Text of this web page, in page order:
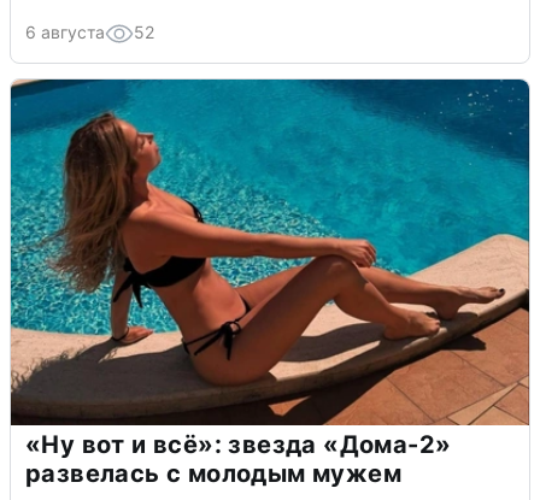
6 августа 52
«Ну вот и всё»: звезда «Дома-2»
развелась с молодым мужем